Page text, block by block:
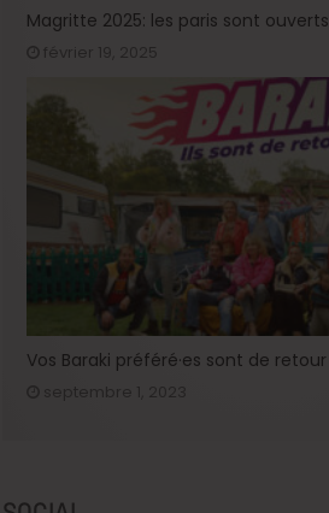
Magritte 2025: les paris sont ouverts
février 19, 2025
Vos Baraki préféré·es sont de retour
septembre 1, 2023